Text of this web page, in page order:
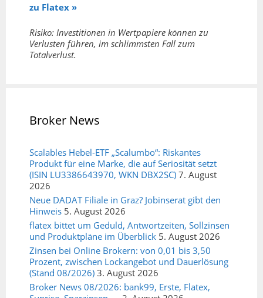
zu Flatex »
Risiko: Investitionen in Wertpapiere können zu
Verlusten führen, im schlimmsten Fall zum
Totalverlust.
Broker News
Scalables Hebel-ETF „Scalumbo“: Riskantes
Produkt für eine Marke, die auf Seriosität setzt
(ISIN LU3386643970, WKN DBX2SC) 7. August
2026
Neue DADAT Filiale in Graz? Jobinserat gibt den
Hinweis 5. August 2026
flatex bittet um Geduld, Antwortzeiten, Sollzinsen
und Produktpläne im Überblick 5. August 2026
Zinsen bei Online Brokern: von 0,01 bis 3,50
Prozent, zwischen Lockangebot und Dauerlösung
(Stand 08/2026) 3. August 2026
Broker News 08/2026: bank99, Erste, Flatex,